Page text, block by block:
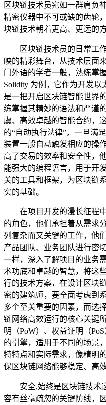
区块链技术员宛如一群肩负
精密仪器中不可或缺的齿轮
块链技术朝着更高、更远的
区块链技术员的日常工
映的精彩舞台，从技术层面
门外语的学者一般，熟练掌
Solidity 为例，它作为开发以
是一把开启区块链智能世界
练掌握其精妙的语法和严谨
虞、高效卓越的智能合约，
的“自动执行法律”，一旦满
装置一般自动触发相应的操
高了交易的效率和安全性，
能强大的编程语言，用于开
关的工具和框架，为区块链
实的基础。
在项目开发的漫长征程
的角色，他们承担着从需求
列复杂而又关键的工作，他
产品团队、业务团队进行密
一样，深入了解项目的业务
术功底和卓越的智慧，将这
行的技术方案，在设计区块
密的建筑师，要全面考虑到
多个至关重要的因素，而选
链网络高效运行的核心关键
明（PoW）、权益证明（
的引擎，适用于不同的场景
特特点和实际需求，像精明
保区块链网络能够稳定、高效
安全,始终是区块链技术
容有丝毫疏忽的关键防线，